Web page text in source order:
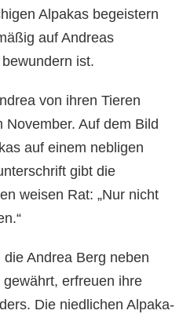
Alpakas begeistern
auf Andreas
ist.
von ihren Tieren
Auf dem Bild
auf einem nebligen
gibt die
weisen Rat: „Nur nicht
Andrea Berg neben
erfreuen ihre
Die niedlichen Alpaka-